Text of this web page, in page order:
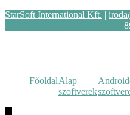
StarSoft International Kft. |
FőoldalAlap
szoftverek